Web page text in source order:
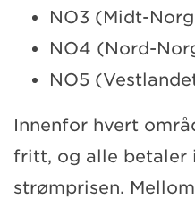
NO3 (Midt-
NO4 (Nord-
NO5
Innenfor hvert
fritt, og alle betaler
strømprisen.